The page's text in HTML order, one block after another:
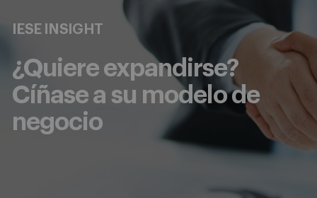
IESE INSIGHT
¿Quiere expandirse?
Cíñase a su modelo de
negocio